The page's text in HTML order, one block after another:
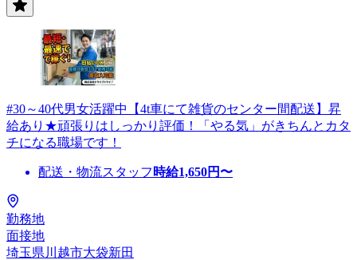
#30～40代男女活躍中【4t車にて雑貨のセンター間配送】昇
給あり★頑張りはしっかり評価！「やる気」がきちんとカタ
チになる職場です！
配送・物流スタッフ 時給1,650円〜
勤務地
面接地
埼玉県川越市大袋新田